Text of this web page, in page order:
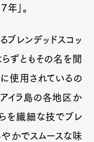
」。
ブレンデッドスコッ
ずともその名を聞
に使用されているの
アイラ島の各地区か
を繊細な技でブレ
やかでスムースな味